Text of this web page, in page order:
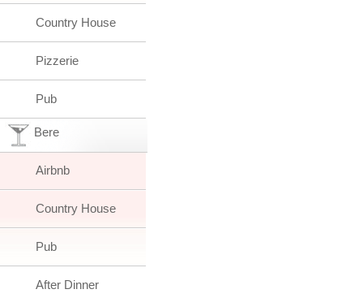
Country House
Pizzerie
Pub
Bere
Airbnb
Country House
Pub
After Dinner